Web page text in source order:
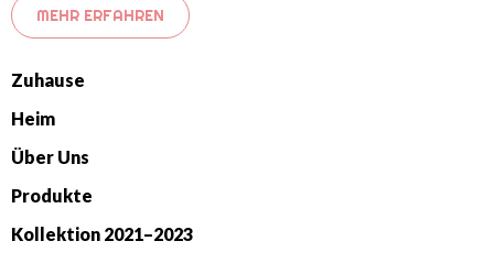
MEHR ERFAHREN
Zuhause
Heim
Über Uns
Produkte
Kollektion 2021–2023